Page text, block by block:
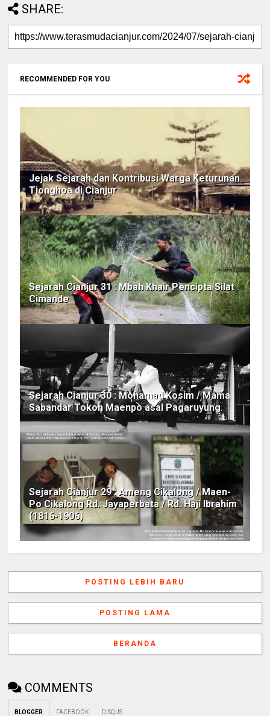
SHARE:
RECOMMENDED FOR YOU
Jejak Sejarah dan Kontribusi Warga Keturunan
Tionghoa di Cianjur
Sejarah Cianjur 31 : Mbah Khair Pencipta Silat
Cimande
Sejarah Cianjur 30 : Mohamad Kosim / Mama
Sabandar Tokoh Maenpo asal Pagaruyung
Sejarah Cianjur 29 : Ameng Cikalong / Maen-
Po Cikalong Rd. Jayaperbata / Rd. Haji Ibrahim
(1816-1906)
POSTING LEBIH BARU
POSTING LAMA
BERANDA
COMMENTS
BLOGGER FACEBOOK DISQUS